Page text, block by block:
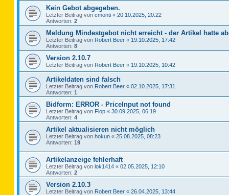
Kein Gebot abgegeben.
Letzter Beitrag von cmonti « 20.10.2025, 20:22
Antworten: 2
Meldung Mindestgebot nicht erreicht - der Artikel hatte
Letzter Beitrag von Robert Beer « 19.10.2025, 17:42
Antworten: 8
Version 2.10.7
Letzter Beitrag von Robert Beer « 19.10.2025, 10:42
Artikeldaten sind falsch
Letzter Beitrag von Robert Beer « 02.10.2025, 17:31
Antworten: 1
Bidform: ERROR - PriceInput not found
Letzter Beitrag von Flop « 30.09.2025, 06:19
Antworten: 4
Artikel aktualisieren nicht möglich
Letzter Beitrag von hokun « 25.08.2025, 08:23
Antworten: 19
Artikelanzeige fehlerhaft
Letzter Beitrag von lok1414 « 02.05.2025, 12:10
Antworten: 2
Version 2.10.3
Letzter Beitrag von Robert Beer « 26.04.2025, 13:44